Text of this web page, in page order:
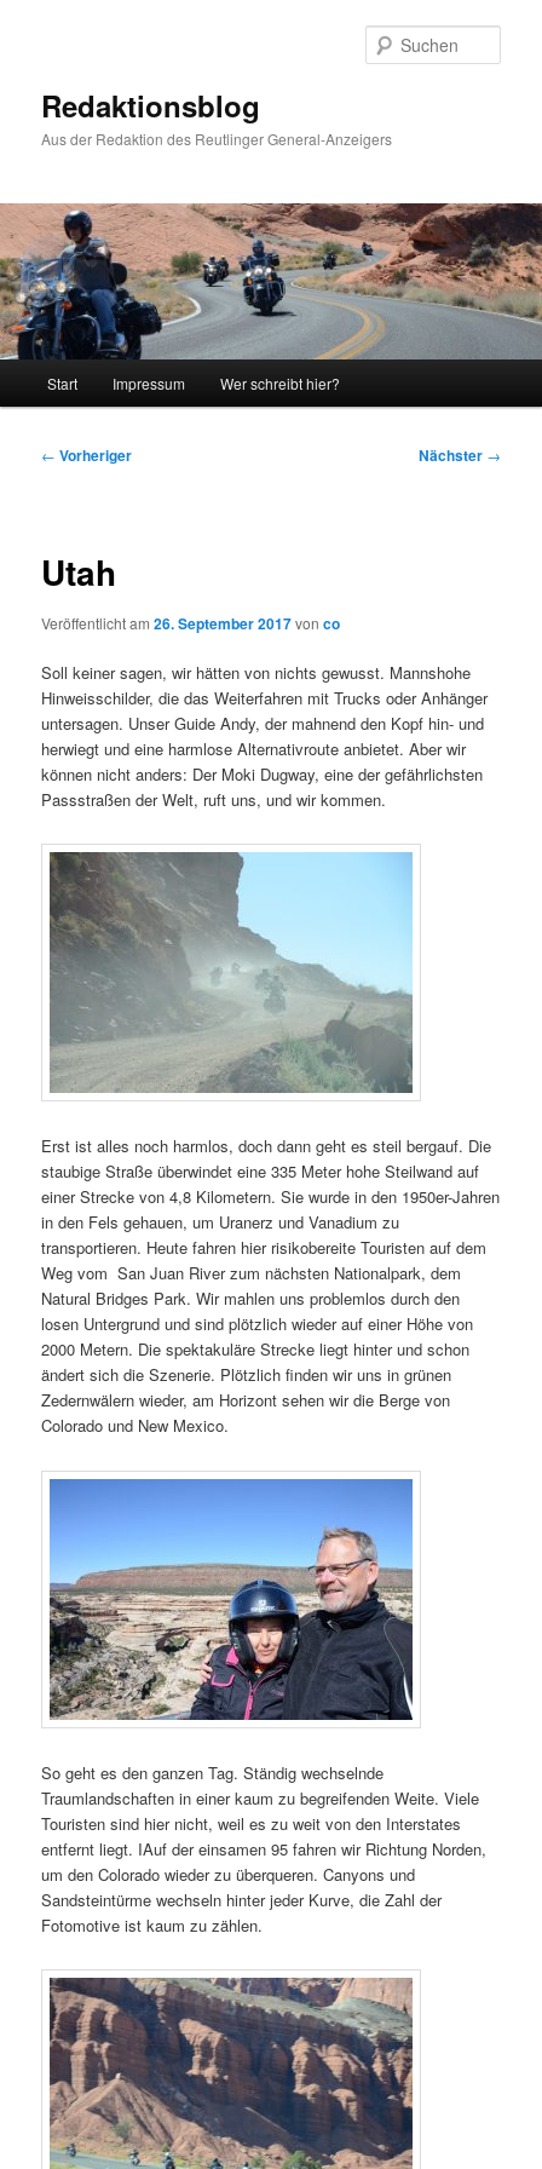
Redaktionsblog
Aus der Redaktion des Reutlinger General-Anzeigers
Start Impressum Wer schreibt hier?
Beitragsnavigation
← Vorheriger Nächster →
Utah
Veröffentlicht am26. September 2017vonco
Soll keiner sagen, wir hätten von nichts gewusst. Mannshohe
Hinweisschilder, die das Weiterfahren mit Trucks oder Anhänger
untersagen. Unser Guide Andy, der mahnend den Kopf hin- und
herwiegt und eine harmlose Alternativroute anbietet. Aber wir
können nicht anders: Der Moki Dugway, eine der gefährlichsten
Passstraßen der Welt, ruft uns, und wir kommen.
Erst ist alles noch harmlos, doch dann geht es steil bergauf. Die
staubige Straße überwindet eine 335 Meter hohe Steilwand auf
einer Strecke von 4,8 Kilometern. Sie wurde in den 1950er-Jahren
in den Fels gehauen, um Uranerz und Vanadium zu
transportieren. Heute fahren hier risikobereite Touristen auf dem
Weg vom San Juan River zum nächsten Nationalpark, dem
Natural Bridges Park. Wir mahlen uns problemlos durch den
losen Untergrund und sind plötzlich wieder auf einer Höhe von
2000 Metern. Die spektakuläre Strecke liegt hinter und schon
ändert sich die Szenerie. Plötzlich finden wir uns in grünen
Zedernwälern wieder, am Horizont sehen wir die Berge von
Colorado und New Mexico.
So geht es den ganzen Tag. Ständig wechselnde
Traumlandschaften in einer kaum zu begreifenden Weite. Viele
Touristen sind hier nicht, weil es zu weit von den Interstates
entfernt liegt. IAuf der einsamen 95 fahren wir Richtung Norden,
um den Colorado wieder zu überqueren. Canyons und
Sandsteintürme wechseln hinter jeder Kurve, die Zahl der
Fotomotive ist kaum zu zählen.